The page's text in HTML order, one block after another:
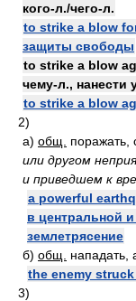
кого-л./чего-л.
to strike a blow
защиты свободы
to strike a blow
чему-л., нанести
to strike a blow
2)
а) общ. поражать,
или другом
и приведшем к
a powerful
в центральной
землетрясение
б) общ. нападать,
the enemy
3)